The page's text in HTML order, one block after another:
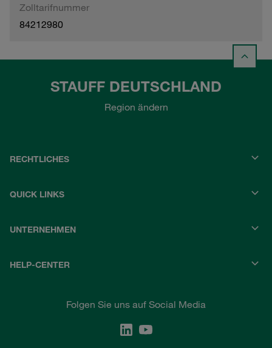
Zolltarifnummer
84212980
STAUFF DEUTSCHLAND
Region ändern
RECHTLICHES
QUICK LINKS
UNTERNEHMEN
HELP-CENTER
Folgen Sie uns auf Social Media